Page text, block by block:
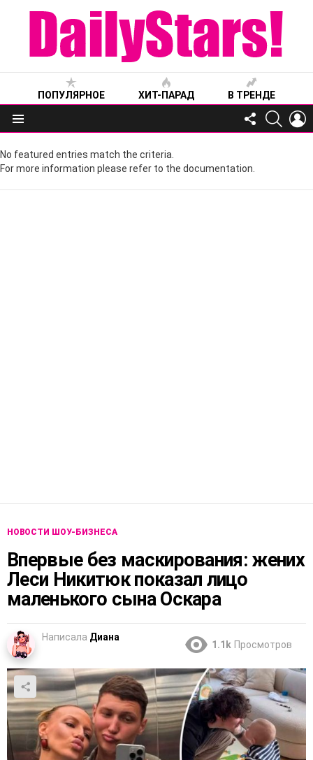
ПОПУЛЯРНОЕ ХИТ-ПАРАД В ТРЕНДЕ
Меню
FOLLOW
US
No featured entries match the criteria.
For more information please refer to the documentation.
НОВОСТИ ШОУ-БИЗНЕСА
Впервые без маскирования: жених
Леси Никитюк показал лицо
маленького сына Оскара
Написала Диана
1.1k Просмотров